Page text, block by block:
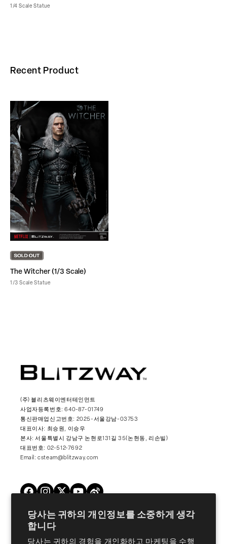
당사는 귀하의 개인정보를 소중하게 생각
합니다
당사는 귀하의 경험을 개인화하고 마케팅을 수행
1/4 Scale Statue
Recent Product
The Witcher (1/3 Scale)
1/3 Scale Statue
(주) 블리츠웨이엔터테인먼트
사업자등록번호: 640-87-01749
통신판매업신고번호: 2025-서울강남-03753
대표이사: 최승원, 이승우
본사: 서울특별시 강남구 논현로131길 35(논현동, 리손빌)
대표번호: 02-512-7692
Email: csteam@blitzway.com
Products